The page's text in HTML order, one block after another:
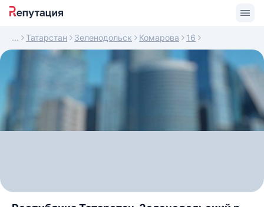
Татарстан Зеленодольск Комарова 16